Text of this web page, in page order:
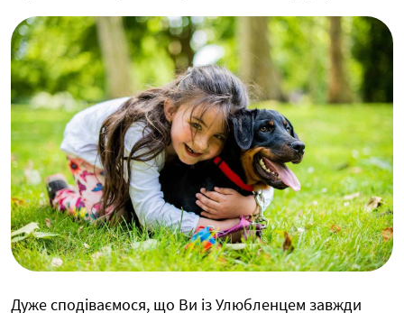
Дуже сподіваємося, що Ви із Улюбленцем завжди